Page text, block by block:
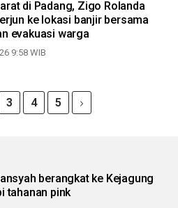
di Padang, Zigo Rolanda
ke lokasi banjir bersama
evakuasi warga
9:58 WIB
3 4 5
berangkat ke Kejagung
tahanan pink